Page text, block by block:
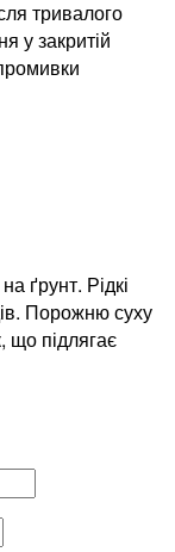
тривалого
у закритій
ґрунт. Рідкі
Порожню суху
що підлягає